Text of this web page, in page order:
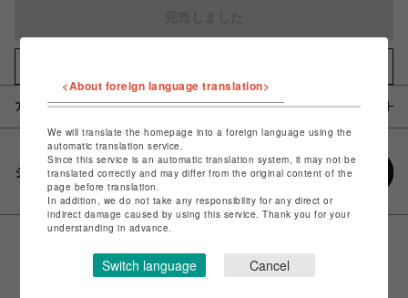
アイテム説明 / 素材
シェアする
<About foreign language translation>
We will translate the homepage into a foreign language using the
automatic translation service.
Since this service is an automatic translation system, it may not be
translated correctly and may differ from the original content of the
page before translation.
In addition, we do not take any responsibility for any direct or
indirect damage caused by using this service. Thank you for your
understanding in advance.
Switch language Cancel